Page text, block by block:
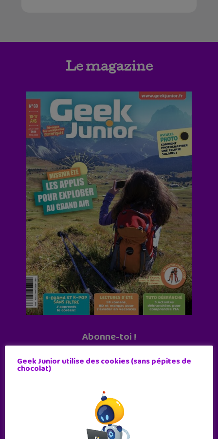
Le magazine
Abonne-toi !
Geek Junior utilise des cookies (sans pépites de
chocolat)